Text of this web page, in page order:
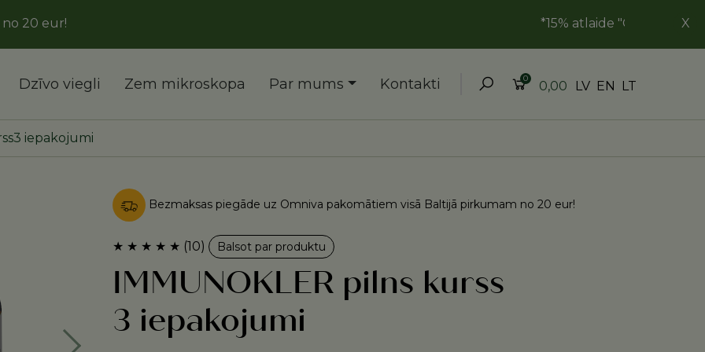
X
*15% atlaide "Goda ģimene"
Dzīvo viegli Zem mikroskopa Par mums Kontakti 0,00
0 LV EN LT
iepakojumi
Bezmaksas piegāde uz Omniva pakomātiem visā Baltijā pirkumam no 20 eur!
★ ★ ★ ★ ★ (10) Balsot par produktu
IMMUNOKLER pilns kurss
3 iepakojumi